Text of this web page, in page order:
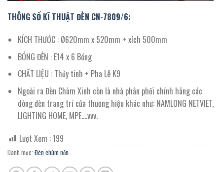
THÔNG SỐ KĨ THUẬT ĐÈN CN-7809/6:
KÍCH THƯỚC : Ø620mm x 520mm + xích 500mm
BÓNG ĐÈN : E14 x 6 Bóng
CHẤT LIỆU : Thủy tinh + Pha Lê K9
Ngoài ra Đèn Chùm Xinh còn là nhà phân phối chính hãng các
dòng đèn trang trí của thương hiệu khác như: NAMLONG NETVIET,
LIGHTING HOME, MPE….vvv.
Lượt Xem :199
Danh mục: Đèn chùm nến